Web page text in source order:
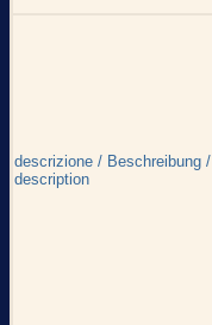
descrizione / Beschreibung /
description